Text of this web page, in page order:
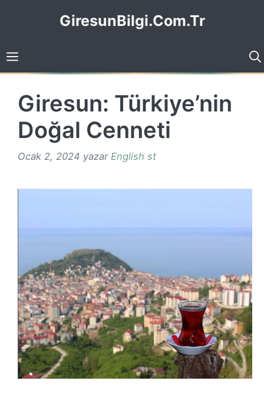
GiresunBilgi.Com.Tr
Giresun: Türkiye’nin
Doğal Cenneti
Ocak 2, 2024 yazar English st